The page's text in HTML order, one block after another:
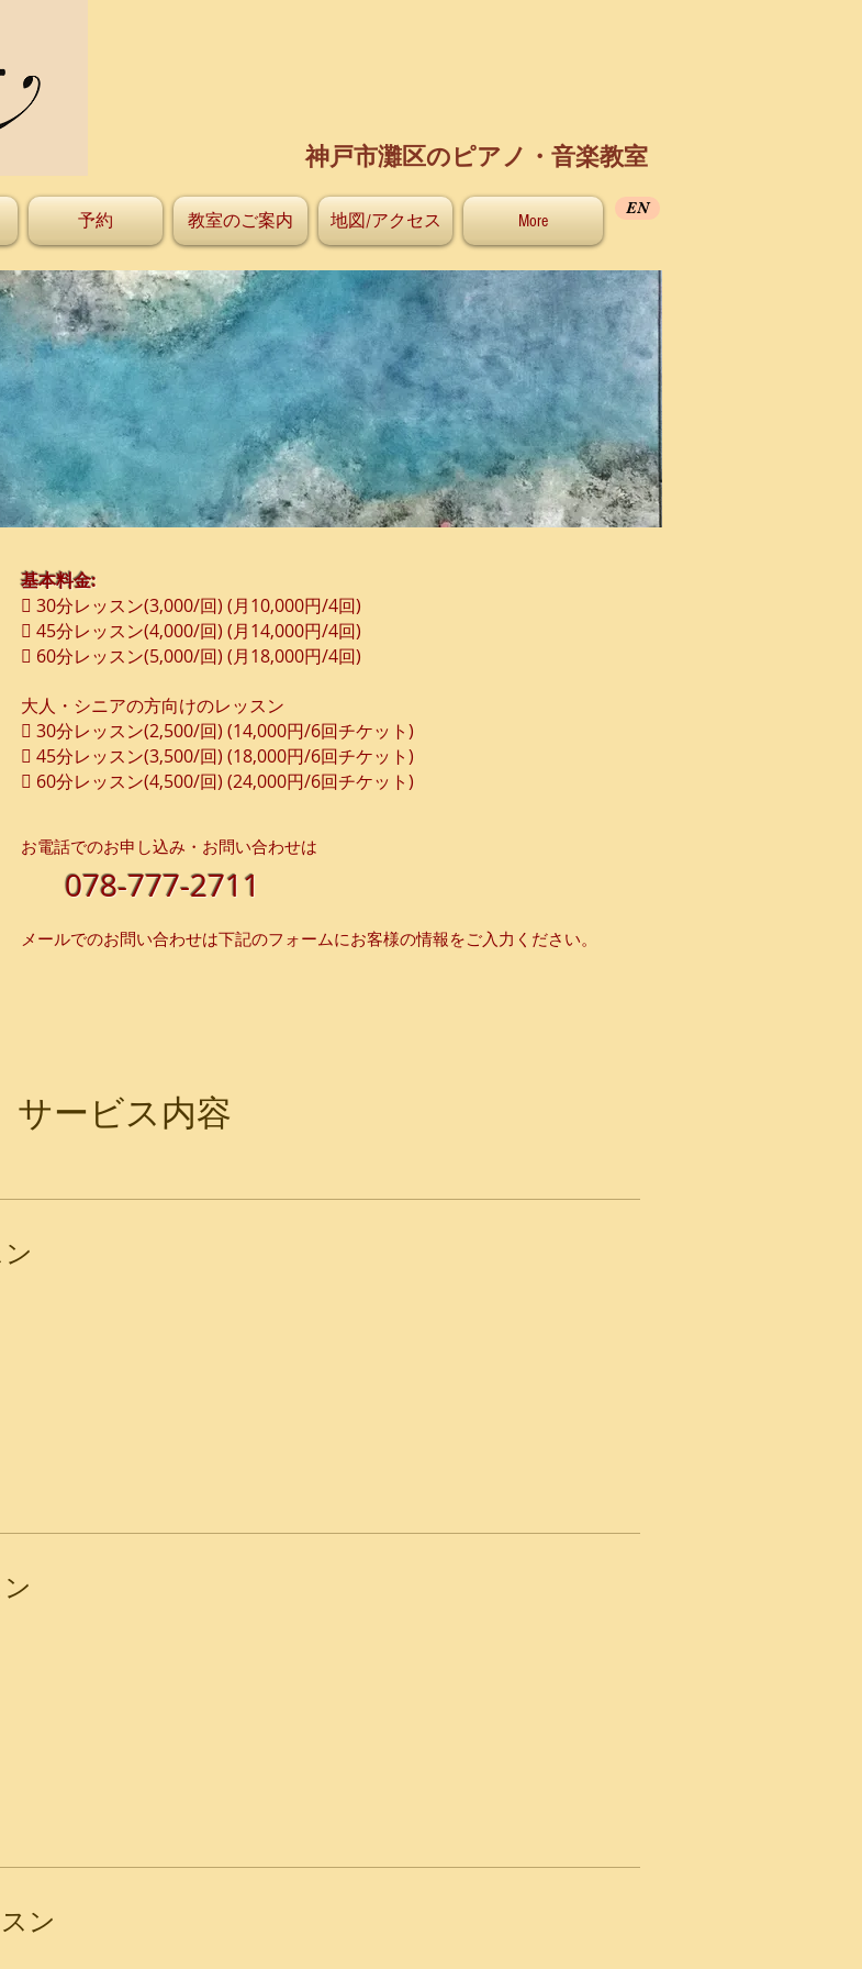
神戸市灘区のピアノ・音楽教室
予約 教室のご案内 地図/アクセス More
EN
基本料金:
 30分レッスン(3,000/回) (月10,000円/4回)
 45分レッスン(4,000/回) (月14,000円/4回)
 60分レッスン(5,000/回) (月18,000円/4回)
大人・シニアの方向けのレッスン
 30分レッスン(2,500/回) (14,000円/6回チケット)
 45分レッスン(3,500/回) (18,000円/6回チケット)
 60分レッスン(4,500/回) (24,000円/6回チケット)
お電話でのお申し込み・お問い合わせは
078-777-2711
​メールでのお問い合わせは下記のフォームにお客様の情報をご入力ください。
サービス内容
ン